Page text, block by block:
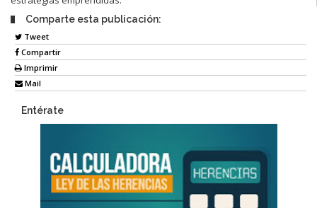
Comparte esta publicación:
Tweet
Compartir
Imprimir
Mail
Entérate